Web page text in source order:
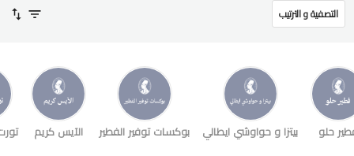
التصفية و الترتيب
حلو بيتزا و حواوشي ايطالي بوكسات توفير الفطير الآيس كريم